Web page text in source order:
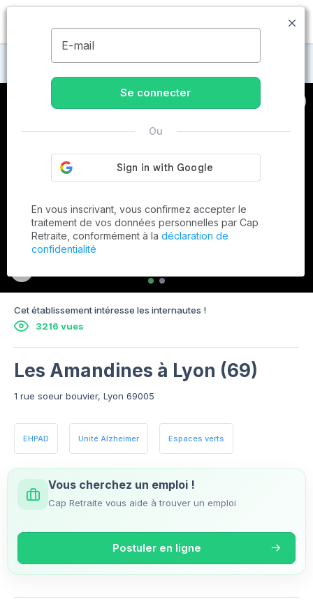
MENU
Maisons de retraite à Lyon
Cet établissement intéresse les internautes !
3216 vues
Les Amandines à Lyon (69)
1 rue soeur bouvier, Lyon 69005
EHPAD Unité Alzheimer Espaces verts
Vous cherchez un emploi !
Cap Retraite vous aide à trouver un emploi
Postuler en ligne
E-mail
Se connecter
Ou
En vous inscrivant, vous confirmez accepter le
traitement de vos données personnelles par Cap
Retraite, conformément à la déclaration de
confidentialité